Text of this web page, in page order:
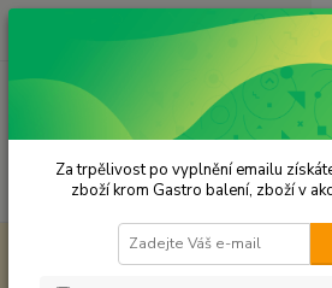
Plechové dózy - kořenky Stříbrná
Za trpělivost po vyplnění emailu
zboží krom Gastro balení, zboží v